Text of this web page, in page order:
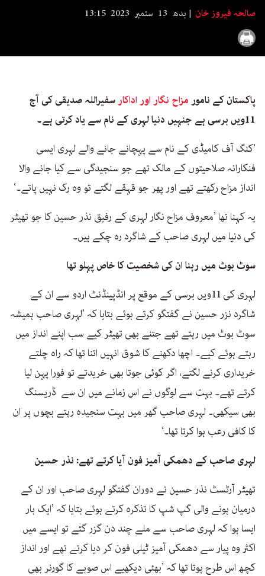
صالحہ فیروز خان
بدھ 13 ستمبر 2023 13:15
پاکستان کے نامور مزاح نگار اور اداکار سفیراللہ صدیقی کی آج
11ویں برسی ہے جنہیں دنیا لہری کے نام سے یاد کرتی ہے۔
’کنگ آف کامیڈی کے نام سے پہچانے جانے والے لہری ایسی
فنکارانہ صلاحیتوں کے مالک تھے جو سنجیدگی سے کیا جانے والا
انداز مزاح رکھتے تھے اور پھر جو قہقے لگتے تو وہ رک نہیں پاتے۔‘
یہ کہنا تھا ’معروف مزاح نگار لہری کے رفیق نذر حسین کا جو تھیٹر
کی دنیا میں لہری صاحب کے شاگرد رہ چکے ہیں۔
سوٹ بوٹ میں رہنا ان کی شخصیت کا خاص پہلو تھا
لہری کی 11ویں برسی کے موقع پر انڈپینڈنٹ اردو سے ان کے
شاگرد نزر حسین نے گفتگو کرتے ہوئے بتایا کہ ’لہری صاحب ہمیشہ
سوٹ بوٹ میں رہتے تھے جتنے بھی تھیٹر کیے سب اپنے انداز میں
رہتے ہوئے کیے۔ اچھا دکھنے کا شوق انہیں اتنا تھا کہ راہ چلتے
خریداری کرنے لگتے، اگر کوئی جوتا بھی خریدتے تو فورا پہن لیا
کرتے تھے۔ بہت سے لوگوں نے اس زمانے میں ان سے ڈریسنگ
بھی سیکھی۔ لہری صاحب گھر میں بہت سنجیدہ رہتے بچوں پر ان
کا کافی رعب ہوا کرتا تھا۔‘
لہری صاحب کے دھمکی آمیز فون آیا کرتے تھے: نذر حسین
تھیٹر آرٹسٹ نذر حسین نے دوران گفتگو لہری صاحب اور ان کے
درمیان ہونے والی گپ شپ کا تذکرہ کرتے ہوئے بتایا کہ ’ایک بار
ایسا ہوا کہ لہری صاحب سے ملے چند دن گزر گئے تو ایسے میں
اکثر وہ پیار سے دھمکی آمیز ٹیلی فون کر دیا کرتے تھے اور انداز
کچھ اس طرح ہوتا تھا کہ ’بھئی دیکھیے اس صوبے کا گورنر بھی